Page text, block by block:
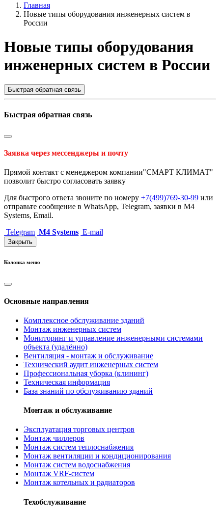
Главная
Новые типы оборудования инженерных систем в
России
Новые типы оборудования
инженерных систем в России
Быстрая обратная связь
Быстрая обратная связь
Заявка через мессенджеры и почту
Прямой контакт с менеджером компании"СМАРТ КЛИМАТ"
позволит быстро согласовать заявку
Для быстрого ответа звоните по номеру +7(499)769-30-99 или
отправьте сообщение в WhatsApp, Telegram, заявки в M4
Systems, Email.
Telegram M4 Systems E-mail
Закрыть
Колонка меню
Основные направления
Комплексное обслуживание зданий
Монтаж инженерных систем
Мониторинг и управление инженерными системами
объекта (удалённо)
Вентиляция - монтаж и обслуживание
Технический аудит инженерных систем
Профессиональная уборка (клининг)
Техническая информация
База знаний по обслуживанию зданий
Монтаж и обслуживание
Эксплуатация торговых центров
Монтаж чиллеров
Монтаж систем теплоснабжения
Монтаж вентиляции и кондиционирования
Монтаж систем водоснабжения
Монтаж VRF-систем
Монтаж котельных и радиаторов
Техобслуживание